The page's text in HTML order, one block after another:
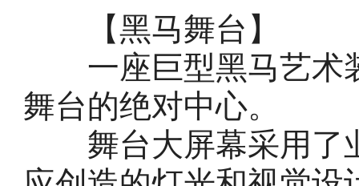
【黑马舞台】
一座巨型黑马艺术
舞台的绝对中心。
舞台大屏幕采用了